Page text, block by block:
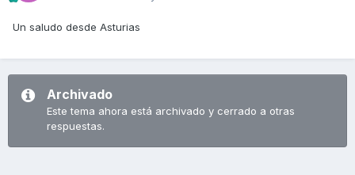
Un saludo desde Asturias
Archivado
Este tema ahora está archivado y cerrado a otras
respuestas.